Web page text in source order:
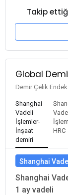
Takip
Global
Demir Çelik
Shanghai
Vadeli
İşlemler-
İnşaat
demiri
HRC
Shanghai
Shanghai
1 ay vadeli